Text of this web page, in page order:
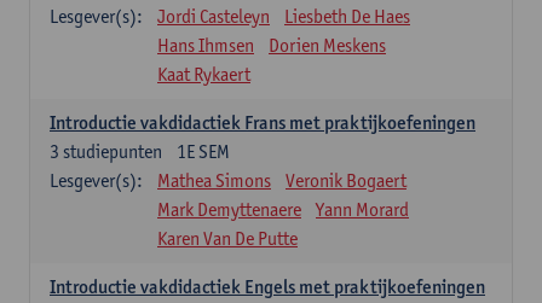
Lesgever(s):
Jordi Casteleyn
Liesbeth De Haes
Hans Ihmsen
Dorien Meskens
Kaat Rykaert
Introductie vakdidactiek Frans met praktijkoefeningen
1E SEM
3 studiepunten
Lesgever(s):
Mathea Simons
Veronik Bogaert
Mark Demyttenaere
Yann Morard
Karen Van De Putte
Introductie vakdidactiek Engels met praktijkoefeningen